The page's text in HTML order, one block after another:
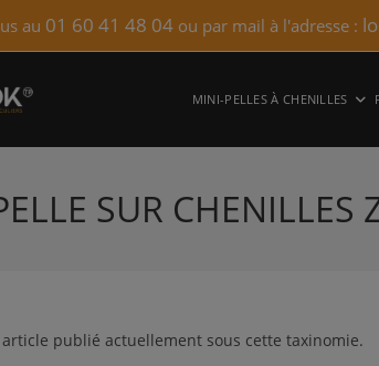
au 01 60 41 48 04 ou par mail à l'adresse :
MINI-PELLES À CHENILLES
SUR
article publié actuellement sous cette taxinomie.